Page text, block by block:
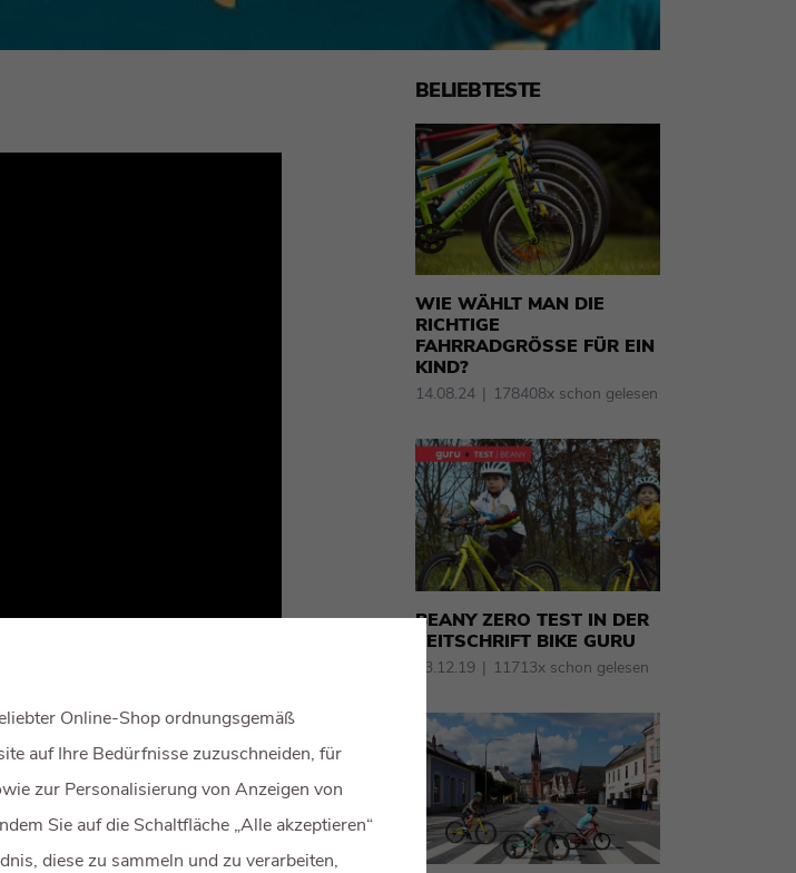
BELIEBTESTE
WIE WÄHLT MAN DIE
RICHTIGE
FAHRRADGRÖSSE FÜR EIN K
IND?
14.08.24 178408x schon gelesen
BEANY ZERO TEST IN DER
ZEITSCHRIFT BIKE GURU
03.12.19 11713x schon gelesen
Online-Shop ordnungsgemäß
auf Ihre Bedürfnisse zuzuschneiden, für
zur Personalisierung von Anzeigen von
Sie auf die Schaltfläche „Alle akzeptieren“
diese zu sammeln und zu verarbeiten,